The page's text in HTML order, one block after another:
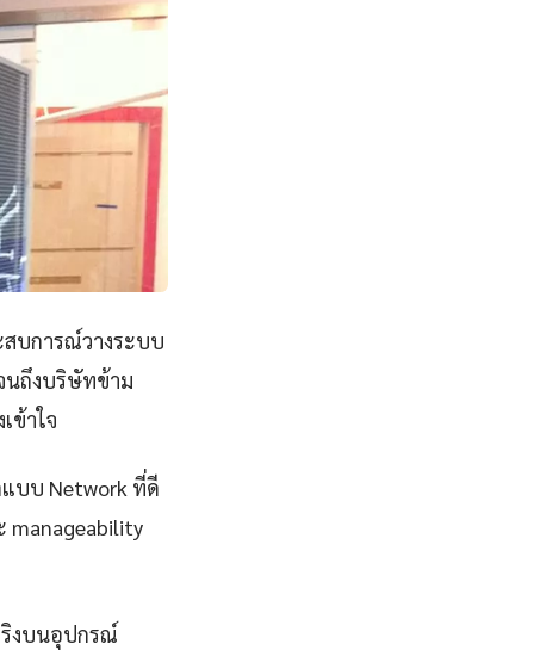
สบการณ์วางระบบ
นถึงบริษัทข้าม
ข้าใจ
บบ Network ที่ดี
manageability
ริงบนอุปกรณ์